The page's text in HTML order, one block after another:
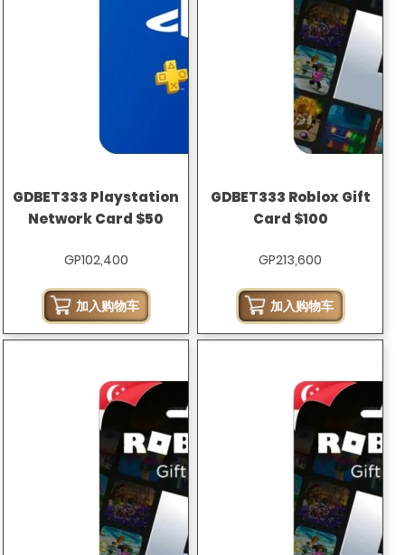
GDBET333 Playstation
Network Card $50
GP102,400
加入购物车
GDBET333 Roblox Gift
Card $100
GP213,600
加入购物车